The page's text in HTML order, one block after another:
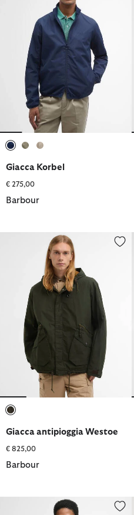
Giacca Korbel
€ 275,00
Barbour
Giacca antipioggia Westoe
Giacca antipioggia Westoe
€ 825,00
Barbour
Giacca estiva antipioggia Royston